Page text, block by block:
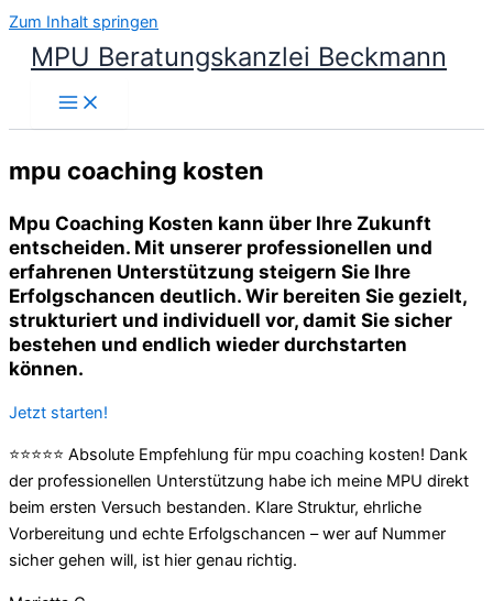
Zum Inhalt springen
MPU Beratungskanzlei Beckmann
mpu coaching kosten
Mpu Coaching Kosten kann über Ihre Zukunft
entscheiden. Mit unserer professionellen und
erfahrenen Unterstützung steigern Sie Ihre
Erfolgschancen deutlich. Wir bereiten Sie gezielt,
strukturiert und individuell vor, damit Sie sicher
bestehen und endlich wieder durchstarten
können.
Jetzt starten!
⭐⭐⭐⭐⭐ Absolute Empfehlung für mpu coaching kosten! Dank
der professionellen Unterstützung habe ich meine MPU direkt
beim ersten Versuch bestanden. Klare Struktur, ehrliche
Vorbereitung und echte Erfolgschancen – wer auf Nummer
sicher gehen will, ist hier genau richtig.